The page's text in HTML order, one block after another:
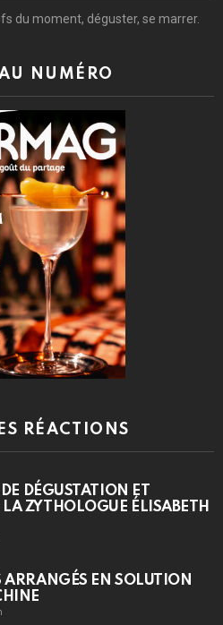
du moment, déguster, se marrer.
NUMÉRO
RÉACTIONS
DÉGUSTATION ET
LA ZYTHOLOGUE ÉLISABETH
ARRANGÉS EN SOLUTION